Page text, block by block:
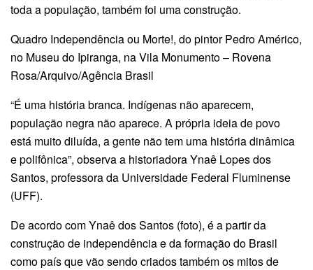
toda a população, também foi uma construção.
Quadro Independência ou Morte!, do pintor Pedro Américo,
no Museu do Ipiranga, na Vila Monumento – Rovena
Rosa/Arquivo/Agência Brasil
“É uma história branca. Indígenas não aparecem,
população negra não aparece. A própria ideia de povo
está muito diluída, a gente não tem uma história dinâmica
e polifônica”, observa a historiadora Ynaê Lopes dos
Santos, professora da Universidade Federal Fluminense
(UFF).
De acordo com Ynaê dos Santos (foto), é a partir da
construção de independência e da formação do Brasil
como país que vão sendo criados também os mitos de